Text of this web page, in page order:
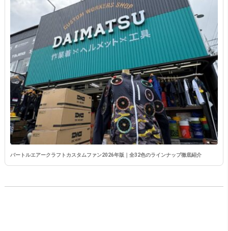
バートルエアークラフトカスタムファン2026年版｜全32色のラインナップ徹底紹介